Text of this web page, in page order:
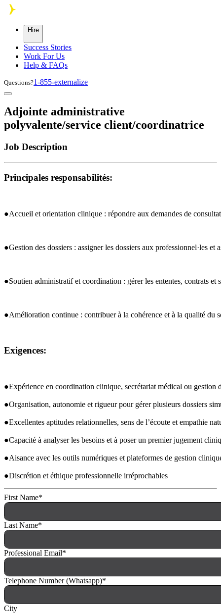
Skip to main content
Hire
Success Stories
Work For Us
Help & FAQs
Questions?1-855-externalize
Adjointe administrative
polyvalente/service client/coordinatrice
Job Description
Principales responsabilités:
●Accueil et orientation clinique : répondre aux demandes de
●Gestion des dossiers : assigner les dossiers aux professionnel·les
●Soutien administratif et coordination : gérer les ententes, contrats
●Amélioration continue : contribuer à la cohérence et à la qualité du
Exigences:
●Expérience en coordination clinique, secrétariat médical ou gestion
●Organisation, autonomie et rigueur pour gérer plusieurs dossiers
●Excellentes aptitudes relationnelles, sens de l’écoute et empathie
●Capacité à analyser les besoins et à poser un premier jugement
●Aisance avec les outils numériques et plateformes de gestion
●Discrétion et éthique professionnelle irréprochables
First Name*
Last Name*
Professional Email*
Telephone Number (Whatsapp)*
City